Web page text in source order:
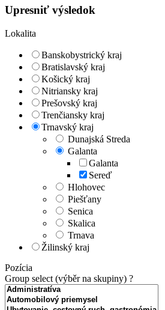
Upresniť výsledok
Lokalita
Banskobystrický kraj
Bratislavský kraj
Košický kraj
Nitriansky kraj
Prešovský kraj
Trenčiansky kraj
Trnavský kraj
Dunajská Streda
Galanta
Galanta
Sereď
Hlohovec
Piešťany
Senica
Skalica
Trnava
Žilinský kraj
Pozícia
Group select (výběr na skupiny) ?